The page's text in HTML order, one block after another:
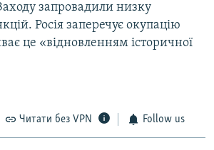
Заходу запровадили низку
Росія заперечує окупацію
це «відновленням історичної
Читати без VPN Follow us